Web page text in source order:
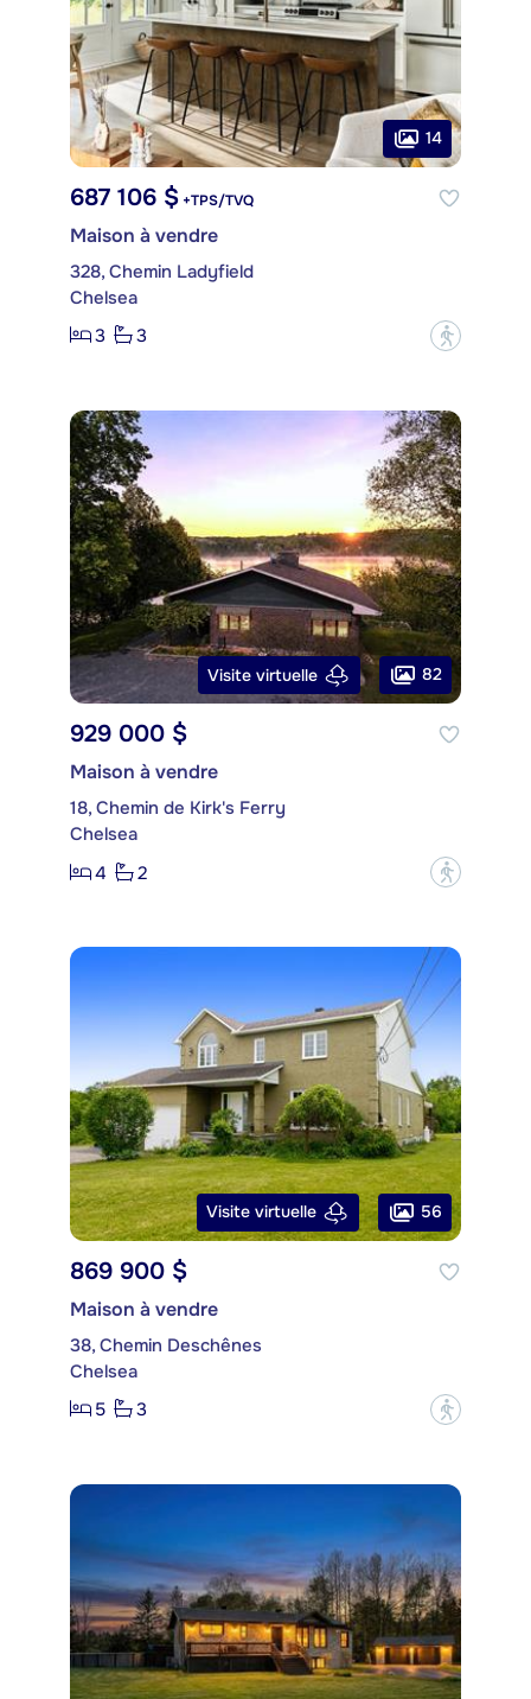
14
687 106 $ +TPS/TVQ
Maison à vendre
328, Chemin Ladyfield
Chelsea
3
3 ?
Visite virtuelle 82
929 000 $
Maison à vendre
18, Chemin de Kirk's Ferry
Chelsea
4
2 ?
Visite virtuelle 56
869 900 $
Maison à vendre
38, Chemin Deschênes
Chelsea
5
3 ?